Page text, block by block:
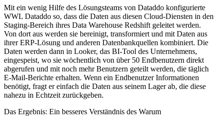
Mit ein wenig Hilfe des Lösungsteams von Dataddo konfigurierte
WWL Dataddo so, dass die Daten aus diesen Cloud-Diensten in den
Staging-Bereich ihres Data Warehouse Redshift geleitet werden.
Von dort aus werden sie bereinigt, transformiert und mit Daten aus
ihrer ERP-Lösung und anderen Datenbankquellen kombiniert. Die
Daten werden dann in Looker, das BI-Tool des Unternehmens,
eingespeist, wo sie wöchentlich von über 50 Endbenutzern direkt
abgerufen und mit noch mehr Benutzern geteilt werden, die täglich
E-Mail-Berichte erhalten. Wenn ein Endbenutzer Informationen
benötigt, fragt er einfach die Daten aus seinem Lager ab, die diese
nahezu in Echtzeit zurückgeben.
Das Ergebnis: Ein besseres Verständnis des Warum